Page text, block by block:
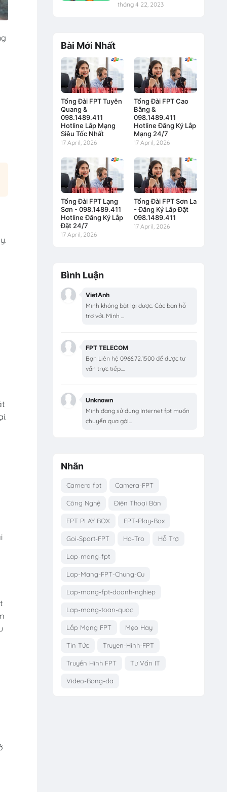
tháng 4 22, 2023
Bài Mới Nhất
Tổng Đài FPT Tuyên
Quang &
098.1489.411
Hotline Lắp Mạng
Siêu Tốc Nhất
17 April, 2026
Tổng Đài FPT Cao
Bằng &
098.1489.411
Hotline Đăng Ký Lắp
Mạng 24/7
17 April, 2026
Tổng Đài FPT Lạng
Sơn - 098.1489.411
Hotline Đăng Ký Lắp
Đặt 24/7
17 April, 2026
Tổng Đài FPT Sơn La
- Đăng Ký Lắp Đặt
098.1489.411
17 April, 2026
Bình Luận
VietAnh
Mình không bật lại được. Các bạn hỗ
trợ với. Mình ...
FPT TELECOM
Bạn Liên hệ 0966.72.1500 để được tư
vấn trực tiếp....
Unknown
Mình đang sử dụng Internet fpt muốn
chuyển qua gói...
Nhãn
Camera fpt Camera-FPT
Công Nghệ Điện Thoại Bàn
FPT PLAY BOX FPT-Play-Box
Goi-Sport-FPT Ho-Tro Hỗ Trợ
Lap-mang-fpt
Lap-Mang-FPT-Chung-Cu
Lap-mang-fpt-doanh-nghiep
Lap-mang-toan-quoc
Lắp Mạng FPT Mẹo Hay
Tin Tức Truyen-Hinh-FPT
Truyền Hình FPT Tư Vấn IT
Video-Bong-da